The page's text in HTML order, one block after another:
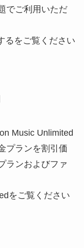
でご利用いただ
るをご覧ください
Music Unlimited
プランを割引価
ランおよびファ
をご覧ください